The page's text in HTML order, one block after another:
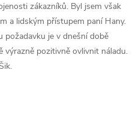
zákazníků. Byl jsem však
a lidským přístupem paní Hany.
požadavku je v dnešní době
výrazně pozitivně ovlivnit náladu.